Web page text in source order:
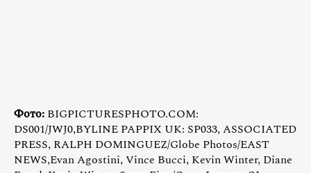
Фото: BIGPICTURESPHOTO.COM:
DS001/JWJ0,BYLINE PAPPIX UK: SP033, ASSOCIATED
PRESS, RALPH DOMINGUEZ/Globe Photos/EAST
NEWS,Evan Agostini, Vince Bucci, Kevin Winter, Diane